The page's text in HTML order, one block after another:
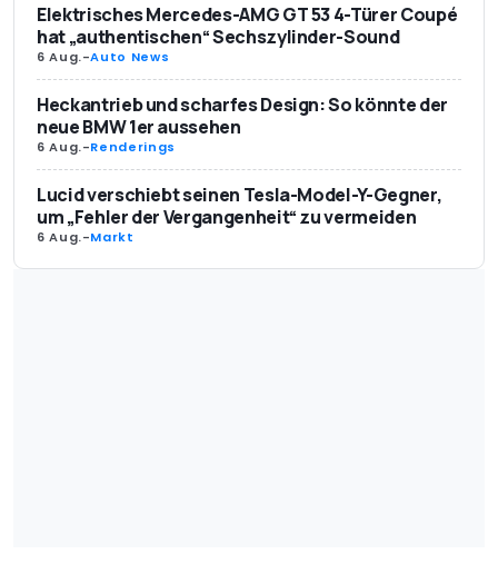
Elektrisches Mercedes-AMG GT 53 4-Türer Coupé
hat „authentischen“ Sechszylinder-Sound
6 Aug.-Auto News
Heckantrieb und scharfes Design: So könnte der
neue BMW 1er aussehen
6 Aug.-Renderings
Lucid verschiebt seinen Tesla-Model-Y-Gegner,
um „Fehler der Vergangenheit“ zu vermeiden
6 Aug.-Markt